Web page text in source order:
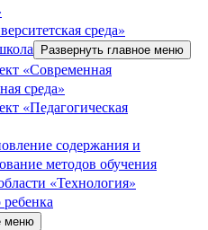
среда»
Развернуть главное меню
«Современная
среда»
«Педагогическая
содержания и
методов обучения
«Технология»
меню